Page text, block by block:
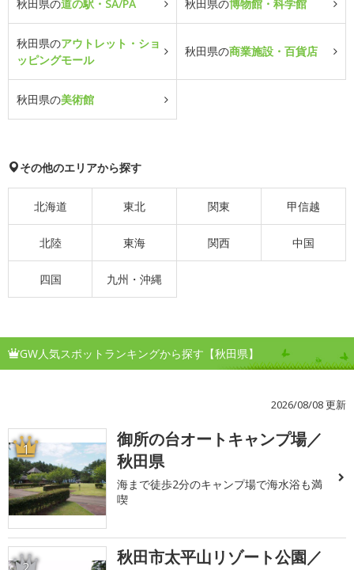
秋田県の道の駅・SA/PA 秋田県の博物館・科学館
秋田県のアウトレット・ショ
ッピングモール
秋田県の商業施設・百貨店
秋田県の美術館
その他のエリアから探す
北海道 東北 関東 甲信越
北陸 東海 関西 中国
四国 九州・沖縄
GW人気スポットランキングから探す【秋田県】
2026/08/08 更新
1
御所の台オートキャンプ場／
秋田県
海まで徒歩2分のキャンプ場で海水浴も満
喫
秋田市太平山リゾート公園／